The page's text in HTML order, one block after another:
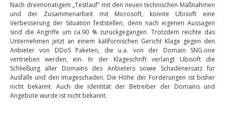
Nach dreimonatigem „Testlauf“ mit den neuen technischen Maßnahmen
und der Zusammenarbeit mit Microsoft, konnte Ubisoft eine
Verbesserung der Situation feststellen, denn nach eigenen Aussagen
sind die Angriffe um ca.90 % zurückgegangen. Trotzdem reichte das
Unternehmen jetzt an einem kalifornischen Gericht Klage gegen den
Anbieter von DDoS Paketen, die u.a. von der Domain SNG.one
vertrieben werden, ein. In der Klageschrift verlangt Ubisoft die
Schließung aller Domains des Anbieters sowie Schadenersatz für
Ausfälle und den Imageschaden. Die Höhe der Forderungen ist bisher
nicht bekannt. Auch die Identität der Betreiber der Domains und
Angebote wurde ist nicht bekannt.